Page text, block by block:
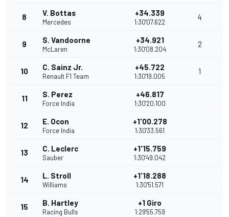
8 V. Bottas
Mercedes
+34.339
1:30'07.622
4
9 S. Vandoorne
McLaren
+34.921
1:30'08.204
2
10 C. Sainz Jr.
Renault F1 Team
+45.722
1:30'19.005
1
11 S. Perez
Force India
+46.817
1:30'20.100
12 E. Ocon
Force India
+1'00.278
1:30'33.561
13 C. Leclerc
Sauber
+1'15.759
1:30'49.042
14 L. Stroll
Williams
+1'18.288
1:30'51.571
15 B. Hartley
Racing Bulls
+1 Giro
1:29'55.759